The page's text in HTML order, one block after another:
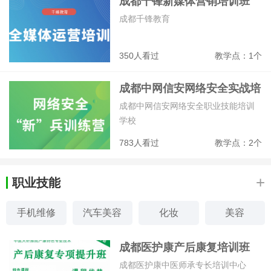
350人看过 教学点：1个
成都千锋教育
成都中网信安网络安全实战培
训招生简章
783人看过 教学点：2个
成都中网信安网络安全职业技能培训
学校
职业技能 +
手机维修 汽车美容 化妆 美容
美甲 挖掘机 服装设计 形象设计
成都医护康产后康复培训班
成都医护康中医师承专长培训中心